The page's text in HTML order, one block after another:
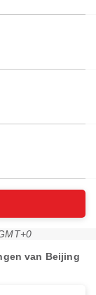
van Beijing